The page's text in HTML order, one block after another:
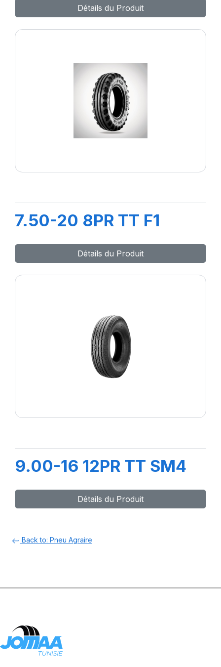
Détails du Produit
7.50-20 8PR TT F1
Détails du Produit
9.00-16 12PR TT SM4
Détails du Produit
Back to: Pneu Agraire